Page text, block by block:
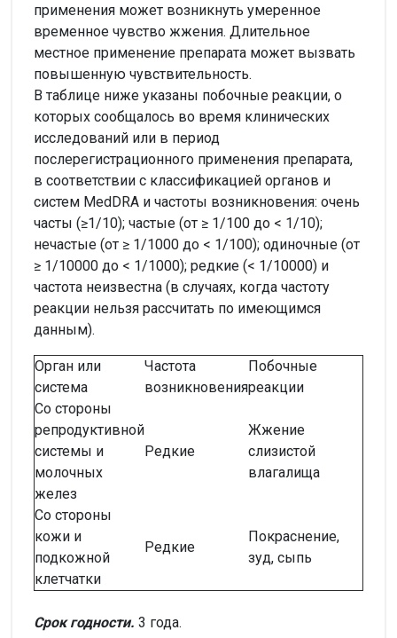
применения может возникнуть умеренное
временное чувство жжения. Длительное
местное применение препарата может вызвать
повышенную чувствительность.
В таблице ниже указаны побочные реакции, о
которых сообщалось во время клинических
исследований или в период
послерегистрационного применения препарата,
в соответствии с классификацией органов и
систем MedDRA и частоты возникновения: очень
часты (≥1/10); частые (от ≥ 1/100 до < 1/10);
нечастые (от ≥ 1/1000 до < 1/100); одиночные (от
≥ 1/10000 до < 1/1000); редкие (< 1/10000) и
частота неизвестна (в случаях, когда частоту
реакции нельзя рассчитать по имеющимся
данным).
Орган или
система
Частота
возникновения
Побочные
реакции
Со стороны
репродуктивной
системы и
молочных
желез
Редкие
Жжение
слизистой
влагалища
Со стороны
кожи и
подкожной
клетчатки
Редкие
Покраснение,
зуд, сыпь
Срок годности. 3 года.